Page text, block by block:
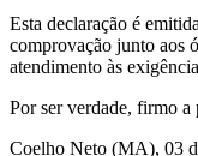
Esta declaração é
comprovação junto aos
atendimento às
Por ser verdade, firmo a
Coelho Neto (MA), 03